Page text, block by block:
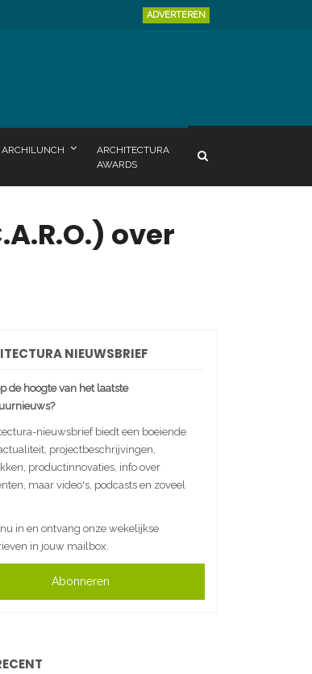
ADVERTEREN
ARCHILUNCH
ARCHITECTURA
AWARDS
over
NIEUWSBRIEF
de hoogte van het laatste
nieuwsbrief biedt een boeiende
projectbeschrijvingen,
productinnovaties, info over
maar video's, podcasts en zoveel
in en ontvang onze wekelijkse
in jouw mailbox.
Abonneren